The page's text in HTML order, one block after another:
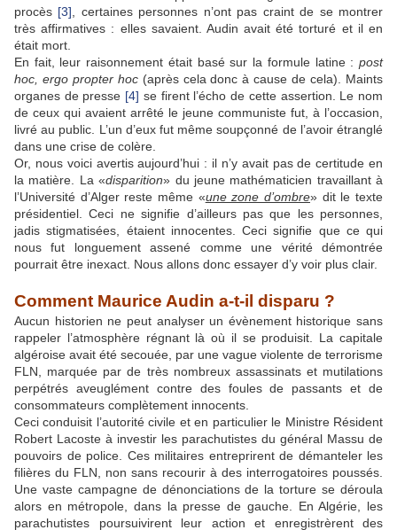
procès [3] , certaines personnes n’ont pas craint de se montrer
très affirmatives : elles savaient. Audin avait été torturé et il en
était mort.
En fait, leur raisonnement était basé sur la formule latine : post
hoc, ergo propter hoc(après cela donc à cause de cela). Maints
organes de presse [4] se firent l’écho de cette assertion. Le nom
de ceux qui avaient arrêté le jeune communiste fut, à l’occasion,
livré au public. L’un d’eux fut même soupçonné de l’avoir étranglé
dans une crise de colère.
Or, nous voici avertis aujourd’hui : il n’y avait pas de certitude en
la matière. La «disparition» du jeune mathématicien travaillant à
l’Université d’Alger reste même «une zone d’ombre» dit le texte
présidentiel. Ceci ne signifie d’ailleurs pas que les personnes,
jadis stigmatisées, étaient innocentes. Ceci signifie que ce qui
nous fut longuement assené comme une vérité démontrée
pourrait être inexact. Nous allons donc essayer d’y voir plus clair.
Comment Maurice Audin a-t-il disparu ?
Aucun historien ne peut analyser un évènement historique sans
rappeler l’atmosphère régnant là où il se produisit. La capitale
algéroise avait été secouée, par une vague violente de terrorisme
FLN, marquée par de très nombreux assassinats et mutilations
perpétrés aveuglément contre des foules de passants et de
consommateurs complètement innocents.
Ceci conduisit l’autorité civile et en particulier le Ministre Résident
Robert Lacoste à investir les parachutistes du général Massu de
pouvoirs de police. Ces militaires entreprirent de démanteler les
filières du FLN, non sans recourir à des interrogatoires poussés.
Une vaste campagne de dénonciations de la torture se déroula
alors en métropole, dans la presse de gauche. En Algérie, les
parachutistes poursuivirent leur action et enregistrèrent des